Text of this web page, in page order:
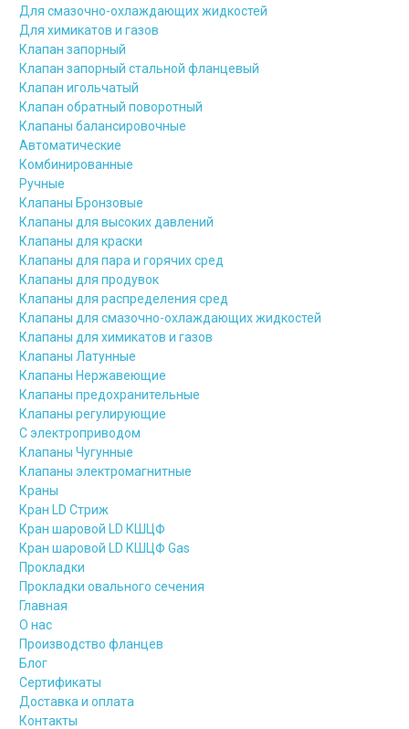
Для смазочно-охлаждающих жидкостей
Для химикатов и газов
Клапан запорный
Клапан запорный стальной фланцевый
Клапан игольчатый
Клапан обратный поворотный
Клапаны балансировочные
Автоматические
Комбинированные
Ручные
Клапаны Бронзовые
Клапаны для высоких давлений
Клапаны для краски
Клапаны для пара и горячих сред
Клапаны для продувок
Клапаны для распределения сред
Клапаны для смазочно-охлаждающих жидкостей
Клапаны для химикатов и газов
Клапаны Латунные
Клапаны Нержавеющие
Клапаны предохранительные
Клапаны регулирующие
С электроприводом
Клапаны Чугунные
Клапаны электромагнитные
Краны
Кран LD Стриж
Кран шаровой LD КШЦФ
Кран шаровой LD КШЦФ Gas
Прокладки
Прокладки овального сечения
Главная
О нас
Производство фланцев
Блог
Сертификаты
Доставка и оплата
Контакты